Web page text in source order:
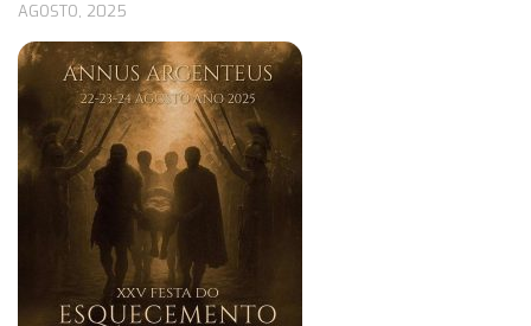
AGOSTO, 2025